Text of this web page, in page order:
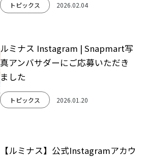
トピックス 2026.02.04
ルミナス Instagram | Snapmart写
真アンバサダーにご応募いただき
ました
トピックス 2026.01.20
【ルミナス】公式Instagramアカウ